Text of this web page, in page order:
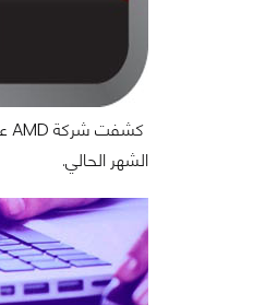
الشهر الحالي.